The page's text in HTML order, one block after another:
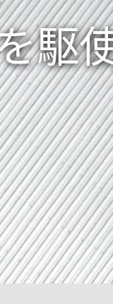
駆